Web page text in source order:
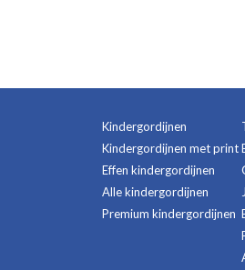
Kindergordijnen
Kindergordijnen met print
Effen kindergordijnen
Alle kindergordijnen
Premium kindergordijnen